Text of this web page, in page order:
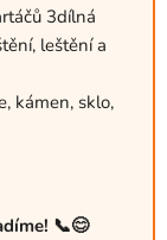
3dílná
leštění a
kámen, sklo,
📞😊